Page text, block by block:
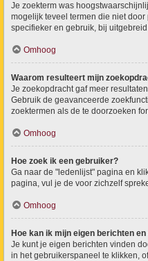
Je zoekterm was
mogelijk teveel termen die niet
specifieker en gebruik, bij
Omhoog
Waarom resulteert mijn
Je zoekopdracht gaf meer
Gebruik de geavanceerde
zoektermen als de te doorzoeken
Omhoog
Hoe zoek ik een gebruiker?
Ga naar de "ledenlijst" pagina en
pagina, vul je de voor zichzelf
Omhoog
Hoe kan ik mijn eigen berichten
Je kunt je eigen berichten vinden
in het gebruikerspaneel te klikken,